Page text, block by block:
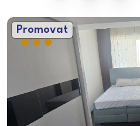
Promovat